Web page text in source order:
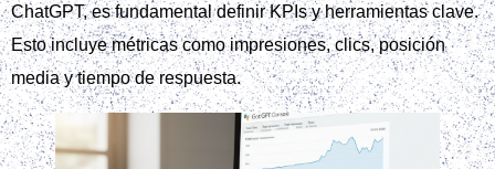
ChatGPT, es fundamental definir KPIs y herramientas clave.
Esto incluye métricas como impresiones, clics, posición
media y tiempo de respuesta.